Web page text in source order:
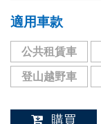
適用車款
公共租賃車
登山越野車
購買